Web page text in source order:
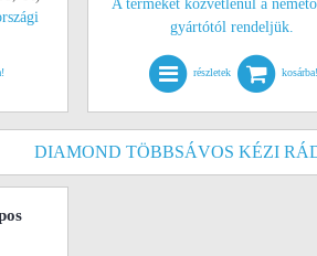
A terméket közvetlenül a
gyártótól rendeljük.
részletek kosárba!
DIAMOND TÖBBSÁVOS KÉZI